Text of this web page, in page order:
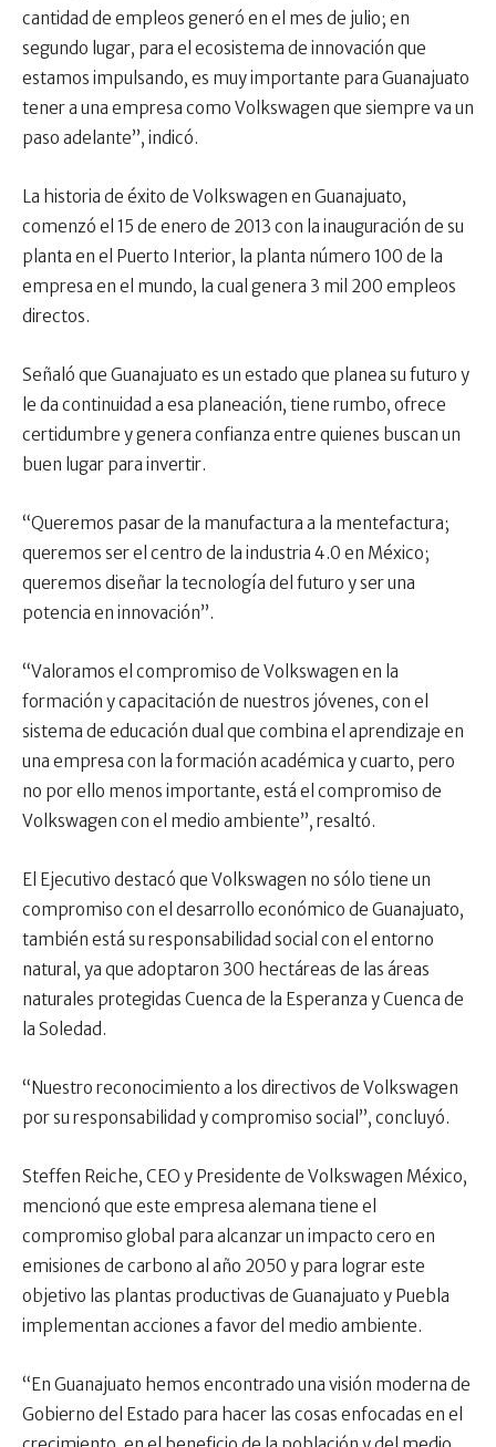
cantidad de empleos generó en el mes de julio; en
segundo lugar, para el ecosistema de innovación que
estamos impulsando, es muy importante para Guanajuato
tener a una empresa como Volkswagen que siempre va un
paso adelante”, indicó.
La historia de éxito de Volkswagen en Guanajuato,
comenzó el 15 de enero de 2013 con la inauguración de su
planta en el Puerto Interior, la planta número 100 de la
empresa en el mundo, la cual genera 3 mil 200 empleos
directos.
Señaló que Guanajuato es un estado que planea su futuro y
le da continuidad a esa planeación, tiene rumbo, ofrece
certidumbre y genera confianza entre quienes buscan un
buen lugar para invertir.
“Queremos pasar de la manufactura a la mentefactura;
queremos ser el centro de la industria 4.0 en México;
queremos diseñar la tecnología del futuro y ser una
potencia en innovación”.
“Valoramos el compromiso de Volkswagen en la
formación y capacitación de nuestros jóvenes, con el
sistema de educación dual que combina el aprendizaje en
una empresa con la formación académica y cuarto, pero
no por ello menos importante, está el compromiso de
Volkswagen con el medio ambiente”, resaltó.
El Ejecutivo destacó que Volkswagen no sólo tiene un
compromiso con el desarrollo económico de Guanajuato,
también está su responsabilidad social con el entorno
natural, ya que adoptaron 300 hectáreas de las áreas
naturales protegidas Cuenca de la Esperanza y Cuenca de
la Soledad.
“Nuestro reconocimiento a los directivos de Volkswagen
por su responsabilidad y compromiso social”, concluyó.
Steffen Reiche, CEO y Presidente de Volkswagen México,
mencionó que este empresa alemana tiene el
compromiso global para alcanzar un impacto cero en
emisiones de carbono al año 2050 y para lograr este
objetivo las plantas productivas de Guanajuato y Puebla
implementan acciones a favor del medio ambiente.
“En Guanajuato hemos encontrado una visión moderna de
Gobierno del Estado para hacer las cosas enfocadas en el